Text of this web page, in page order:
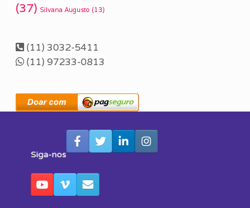
(37) Silvana Augusto (13)
(11) 3032-5411
(11) 97233-0813
Siga-nos